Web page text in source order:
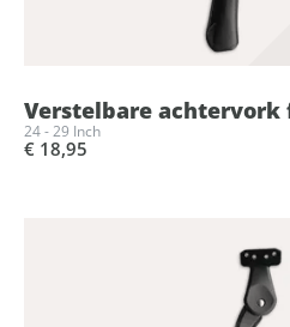
Verstelbare achtervork
24 - 29 Inch
€ 18,95